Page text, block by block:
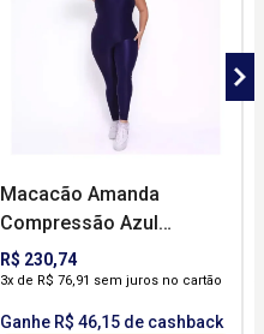
Macacão Amanda
Compressão Azul
Marinho (Plus Size) - DCX
R$ 230,74
3x de R$ 76,91 sem juros no cartão
Ganhe R$ 46,15 de cashback